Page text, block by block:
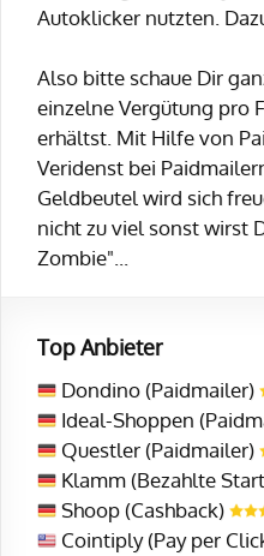
Autoklicker nutzten.
Also bitte schaue Dir
einzelne Vergütung pro
erhältst. Mit Hilfe von
Veridenst bei
Geldbeutel wird sich
nicht zu viel sonst wirst
Zombie"...
Top Anbieter
Dondino (Paidmailer)
Ideal-Shoppen
Questler (Paidmailer)
Klamm (Bezahlte
Shoop (Cashback)
Cointiply (Pay per